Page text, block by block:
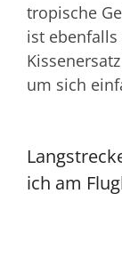
tropische
ist ebenfalls
um sich
ich am